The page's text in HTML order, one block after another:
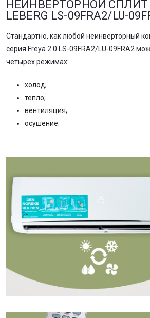
НЕИНВЕРТОРНОЙ
LEBERG LS-09FRA2/LU-
Стандартно, как любой неинверторный
серия Freya 2.0 LS-09FRA2/LU-09FRA2
четырех режимах:
холод;
тепло;
вентиляция;
осушение.